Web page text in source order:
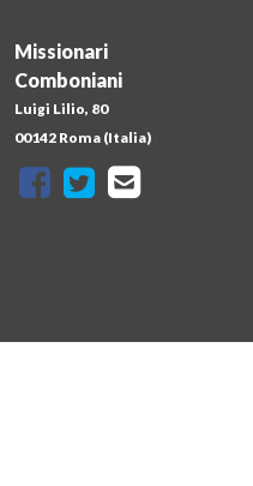
Missionari
Comboniani
Luigi Lilio, 80
00142 Roma (Italia)